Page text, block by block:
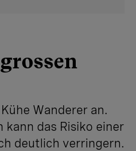
Wanderer an.
kann das Risiko einer
deutlich verringern.